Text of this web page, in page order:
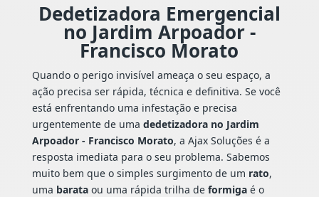
Dedetizadora Emergencial
no Jardim Arpoador -
Francisco Morato
Quando o perigo invisível ameaça o seu espaço, a
ação precisa ser rápida, técnica e definitiva. Se você
está enfrentando uma infestação e precisa
urgentemente de uma dedetizadora no Jardim
Arpoador - Francisco Morato, a Ajax Soluções é a
resposta imediata para o seu problema. Sabemos
muito bem que o simples surgimento de um rato,
uma barataou uma rápida trilha de formigaé o